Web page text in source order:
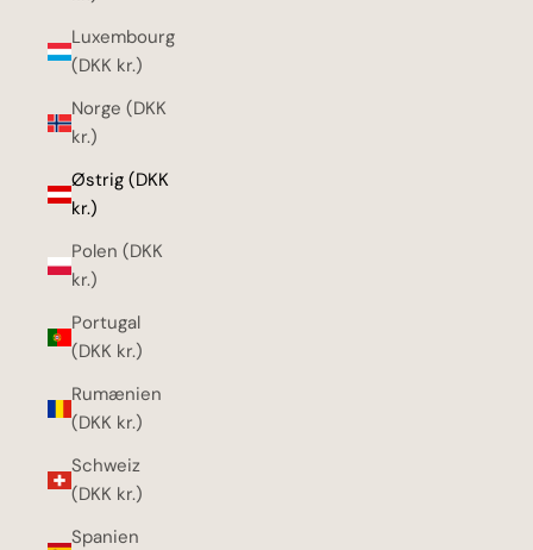
Luxembourg
(DKK kr.)
Norge (DKK
kr.)
Østrig (DKK
kr.)
Polen (DKK
kr.)
Portugal
(DKK kr.)
Rumænien
(DKK kr.)
Schweiz
(DKK kr.)
Spanien